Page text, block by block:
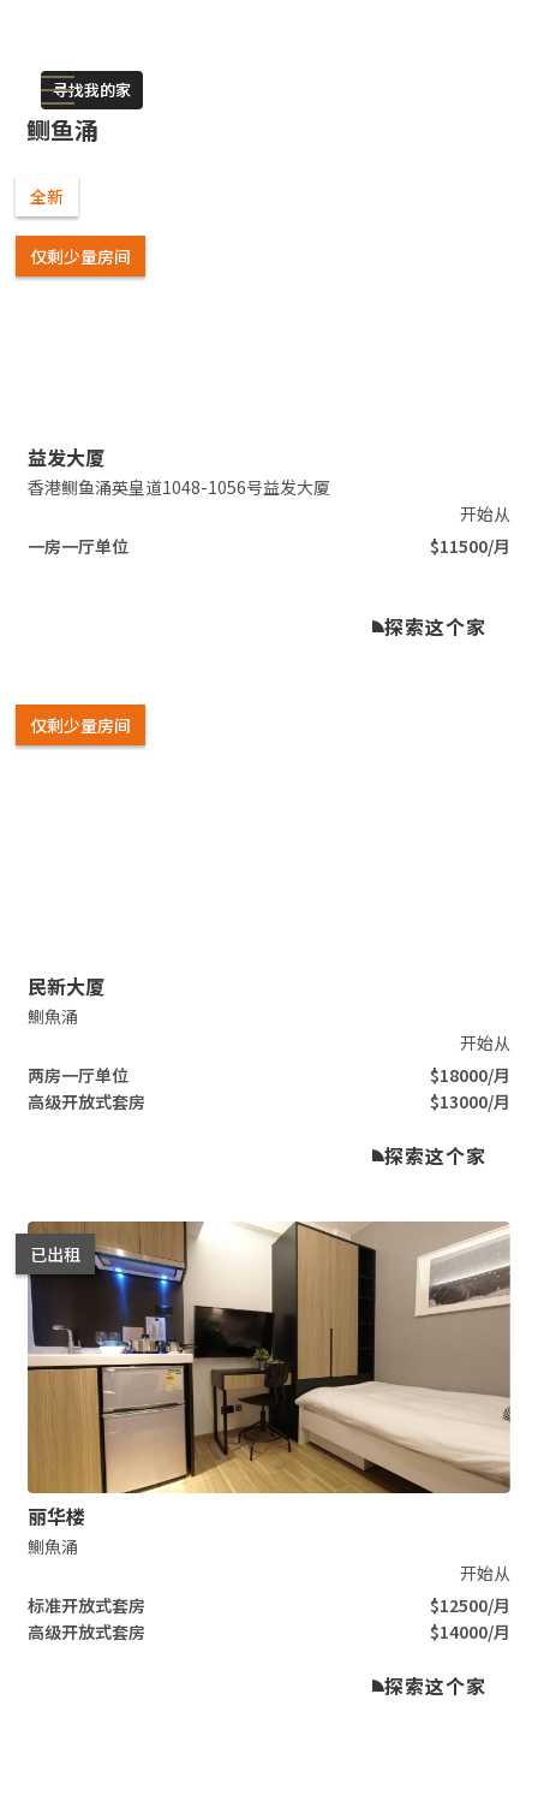
寻找我的家
鲗鱼涌
全新
仅剩少量房间
Slide 2 of 6.
益发大厦
香港鲗鱼涌英皇道1048-1056号益发大厦
开始从
一房一厅单位
$11500/月
探索这个家
仅剩少量房间
Slide 2 of 4.
民新大厦
鰂魚涌
开始从
两房一厅单位
$18000/月
高级开放式套房
$13000/月
探索这个家
已出租
Slide 2 of 7.
丽华楼
鰂魚涌
开始从
标准开放式套房
$12500/月
高级开放式套房
$14000/月
探索这个家